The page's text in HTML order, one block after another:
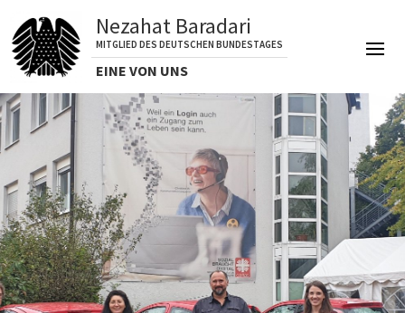
Nezahat Baradari
MITGLIED DES DEUTSCHEN BUNDESTAGES
EINE VON UNS